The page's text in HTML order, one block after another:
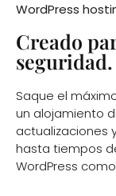
WordPress
Creado
seguridad.
Saque el
un alojamiento
actualizaciones
hasta tiempos
WordPress